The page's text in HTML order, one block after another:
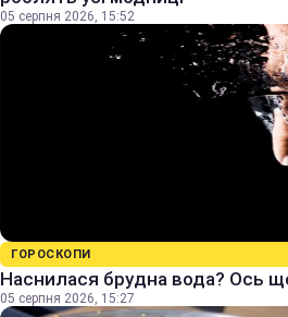
05 серпня 2026, 15:52
ГОРОСКОПИ
Наснилася брудна вода? Ось
05 серпня 2026, 15:27